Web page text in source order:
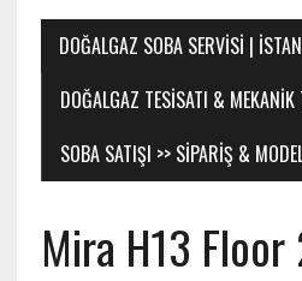
DOĞALGAZ SOBA SERVISI |
DOĞALGAZ TESISATI & MEKANIK
SOBA SATIŞI >> SIPARIŞ &
Mira H13 Floor